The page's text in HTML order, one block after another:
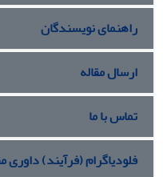
راهنمای نویسندگان
ارسال مقاله
تماس با ما
فلودیاگرام (فرآیند) داوری